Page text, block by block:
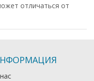
отличаться от